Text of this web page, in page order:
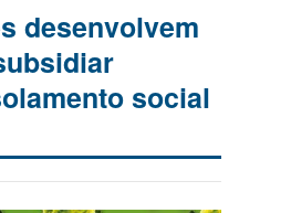
desenvolvem
social